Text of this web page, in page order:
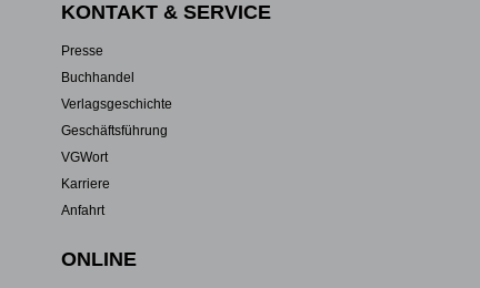
KONTAKT & SERVICE
Presse
Buchhandel
Verlagsgeschichte
Geschäftsführung
VGWort
Karriere
Anfahrt
ONLINE